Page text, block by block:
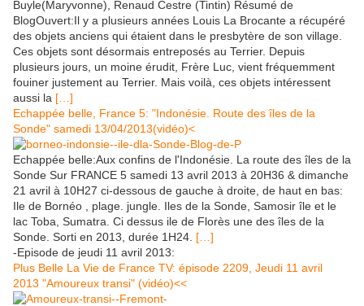
Buyle(Maryvonne), Renaud Cestre (Tintin) Résumé de
BlogOuvert:Il y a plusieurs années Louis La Brocante a récupéré
des objets anciens qui étaient dans le presbytère de son village.
Ces objets sont désormais entreposés au Terrier. Depuis
plusieurs jours, un moine érudit, Frère Luc, vient fréquemment
fouiner justement au Terrier. Mais voilà, ces objets intéressent
aussi la […]
Echappée belle, France 5: "Indonésie. Route des îles de la
Sonde" samedi 13/04/2013(vidéo)<
Echappée belle:Aux confins de l'Indonésie. La route des îles de la
Sonde Sur FRANCE 5 samedi 13 avril 2013 à 20H36 & dimanche
21 avril à 10H27 ci-dessous de gauche à droite, de haut en bas:
Ile de Bornéo , plage. jungle. Iles de la Sonde, Samosir île et le
lac Toba, Sumatra. Ci dessus ile de Florès une des îles de la
Sonde. Sorti en 2013, durée 1H24. […]
-Episode de jeudi 11 avril 2013:
Plus Belle La Vie de France TV: épisode 2209, Jeudi 11 avril
2013 "Amoureux transi" (vidéo)<<